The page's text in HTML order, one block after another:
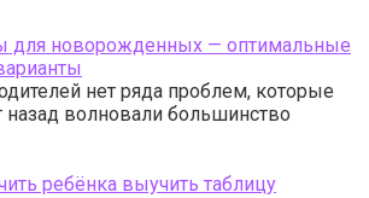
для новорожденных — оптимальные
нет ряда проблем, которые
волновали большинство